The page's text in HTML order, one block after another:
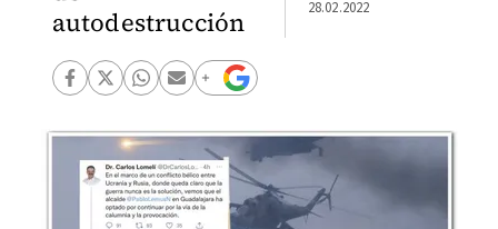
autodestrucción
28.02.2022